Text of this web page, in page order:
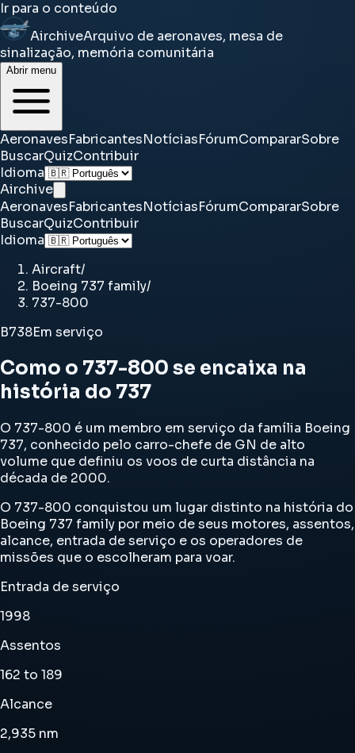
Ir para o conteúdo
AirchiveArquivo de aeronaves, mesa de
sinalização, memória comunitária
Abrir menu
AeronavesFabricantesNotíciasFórumCompararSobre
BuscarQuizContribuir
Idioma
Airchive
AeronavesFabricantesNotíciasFórumCompararSobre
BuscarQuizContribuir
Idioma
Aircraft/
Boeing 737 family/
737-800
B738Em serviço
Como o 737-800 se encaixa na
história do 737
O 737-800 é um membro em serviço da família Boeing
737, conhecido pelo carro-chefe de GN de ​​alto
volume que definiu os voos de curta distância na
década de 2000.
O 737-800 conquistou um lugar distinto na história do
Boeing 737 family por meio de seus motores, assentos,
alcance, entrada de serviço e os operadores de
missões que o escolheram para voar.
Entrada de serviço
1998
Assentos
162 to 189
Alcance
2,935 nm